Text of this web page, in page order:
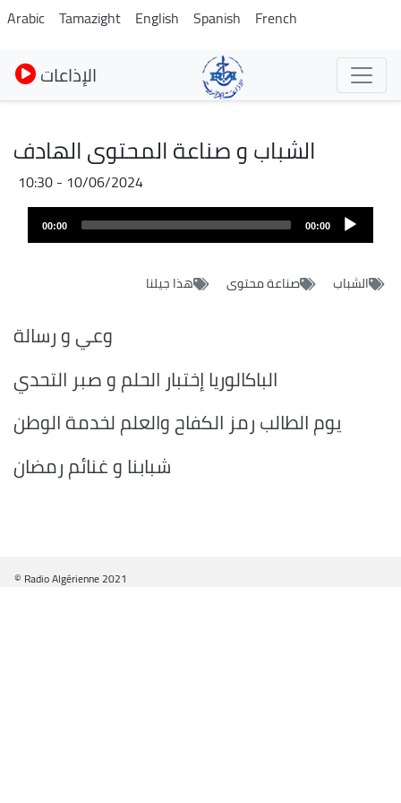
Skip
to
main
content
Arabic Tamazight English Spanish French
الإذاعات
الشباب و صناعة المحتوى الهادف
10/06/2024 - 10:30
00:00
00:00
الشباب صناعة محتوى هذا جيلنا
وعي و رسالة
الباكالوريا إختبار الحلم و صبر التحدي
يوم الطالب رمز الكفاح والعلم لخدمة الوطن
شبابنا و غنائم رمضان
© Radio Algérienne 2021